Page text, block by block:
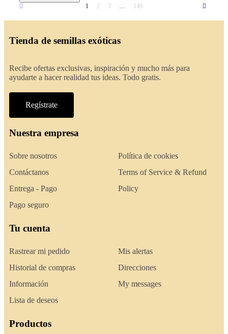
1 2 3 … 149
Tienda de semillas exóticas
Recibe ofertas exclusivas, inspiración y mucho más para
ayudarte a hacer realidad tus ideas. Todo gratis.
Regístrate
Nuestra empresa
Sobre nosotros
Contáctanos
Entrega - Pago
Pago seguro
Política de cookies
Terms of Service & Refund
Policy
Tu cuenta
Rastrear mi pedido
Historial de compras
Información
Lista de deseos
Mis alertas
Direcciones
My messages
Productos